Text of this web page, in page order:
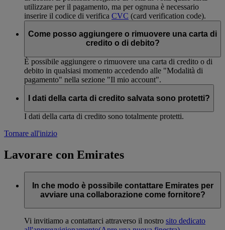
utilizzare per il pagamento, ma per ognuna è necessario
inserire il codice di verifica CVC (card verification code).
Come posso aggiungere o rimuovere una carta di
credito o di debito?
È possibile aggiungere o rimuovere una carta di credito o di
debito in qualsiasi momento accedendo alle "Modalità di
pagamento" nella sezione "Il mio account".
I dati della carta di credito salvata sono protetti?
I dati della carta di credito sono totalmente protetti.
Tornare all'inizio
Lavorare con Emirates
In che modo è possibile contattare Emirates per
avviare una collaborazione come fornitore?
Vi invitiamo a contattarci attraverso il nostro sito dedicato